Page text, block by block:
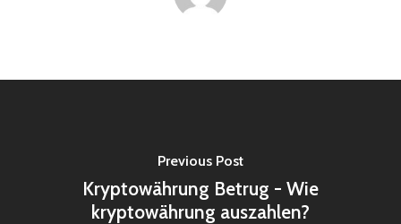
Previous Post
Kryptowährung Betrug - Wie
kryptowährung auszahlen?